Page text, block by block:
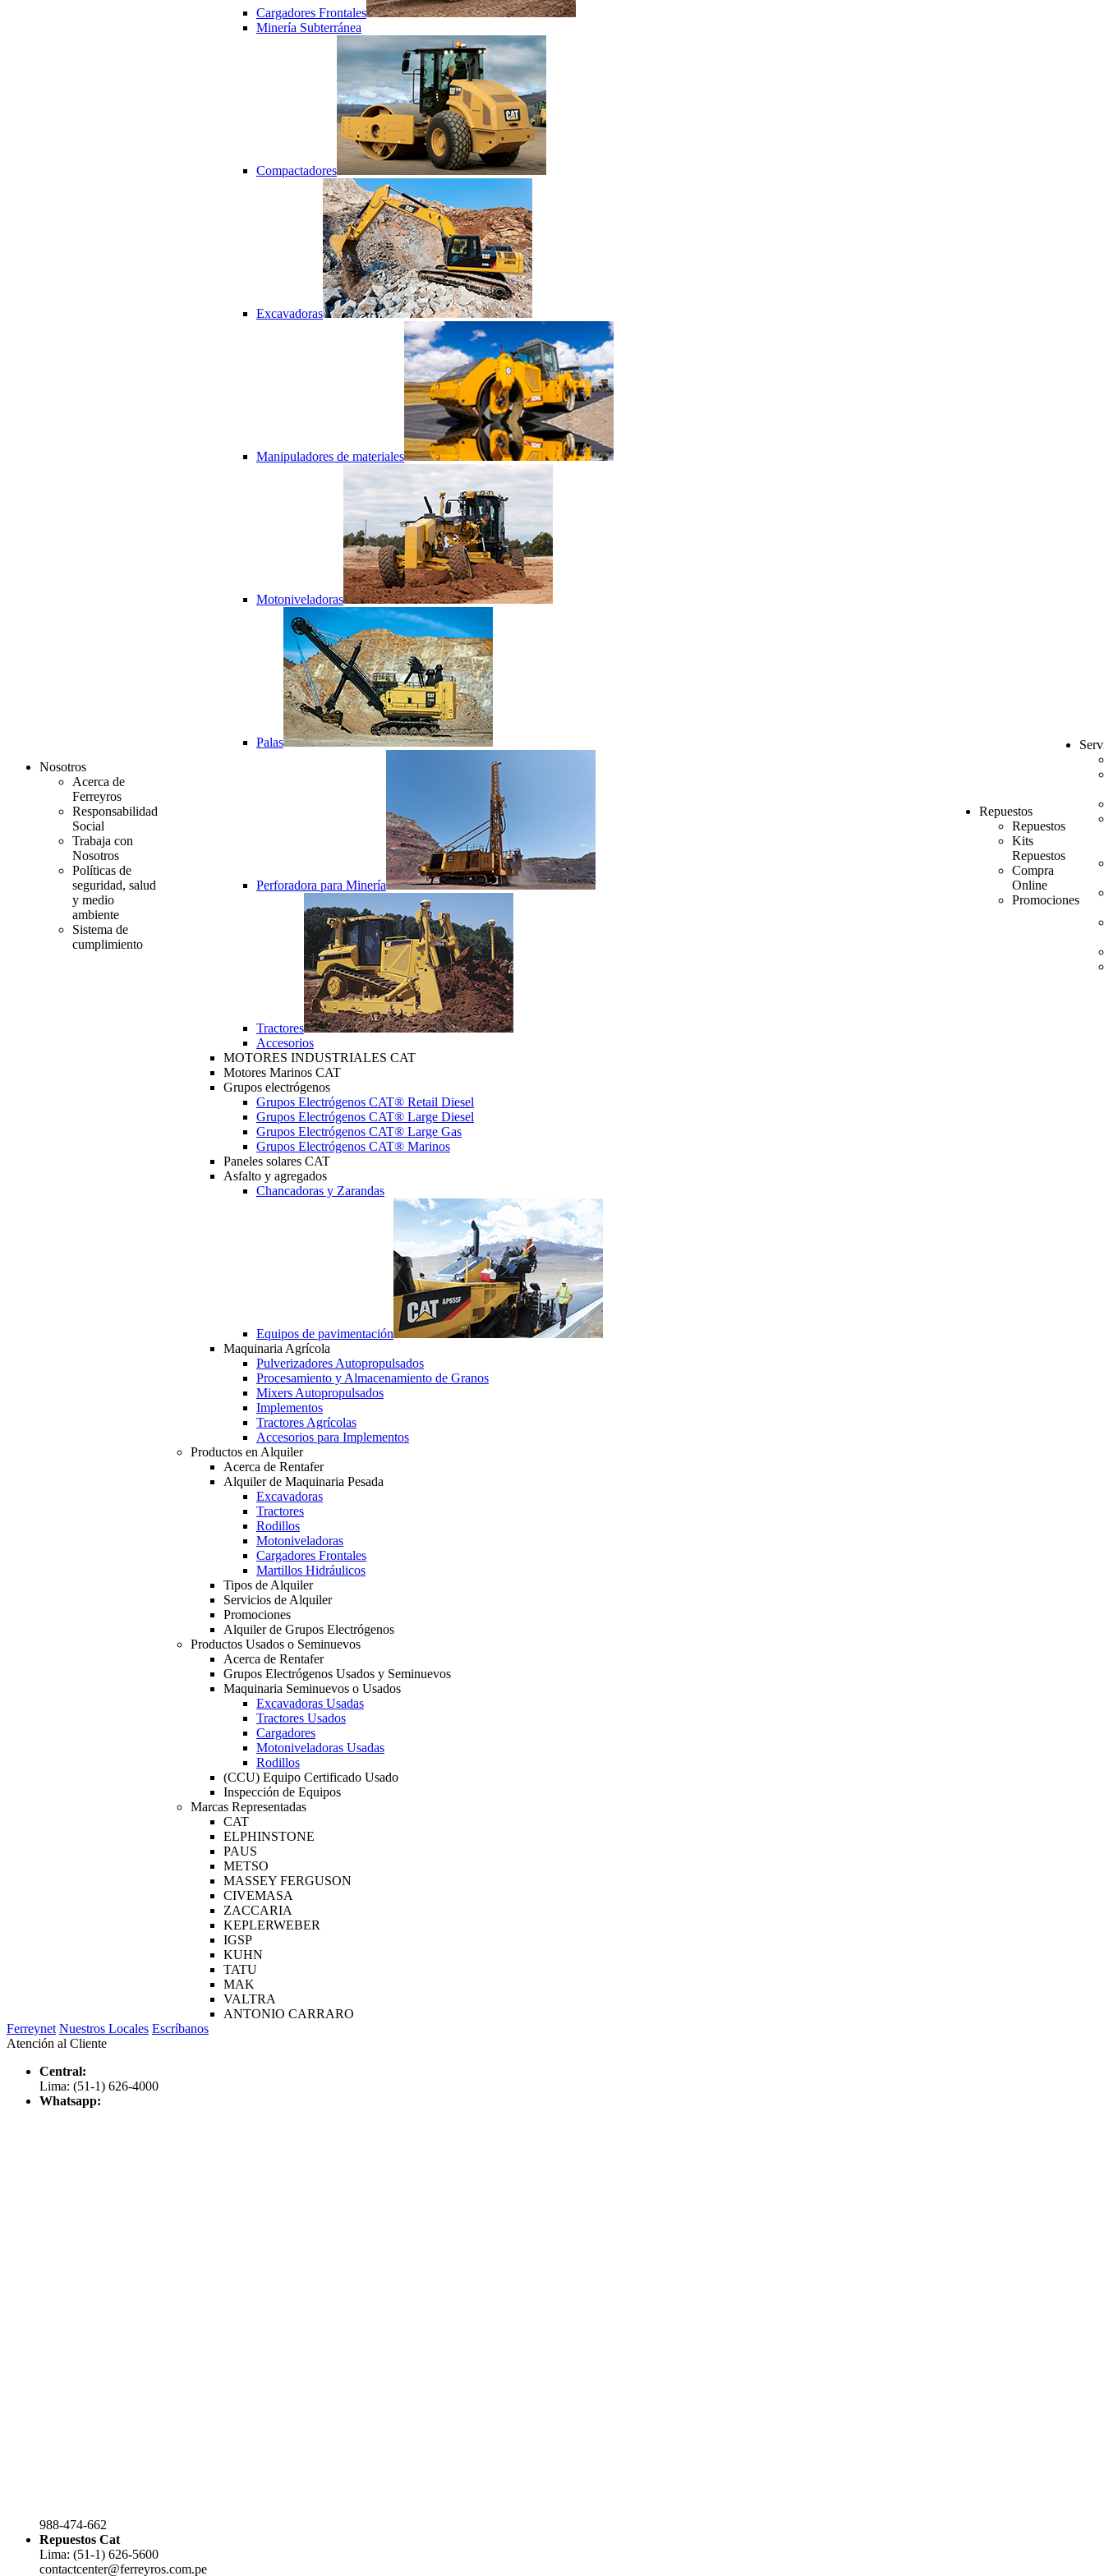
Nosotros
Acerca de
Ferreyros
Responsabilidad
Social
Trabaja con
Nosotros
Políticas de
seguridad, salud
y medio
ambiente
Sistema de
cumplimiento
Cargadores Frontales
Minería Subterránea
Compactadores
Excavadoras
Manipuladores de materiales
Motoniveladoras
Palas
Perforadora para Minería
Tractores
Accesorios
MOTORES INDUSTRIALES CAT
Motores Marinos CAT
Grupos electrógenos
Grupos Electrógenos CAT® Retail Diesel
Grupos Electrógenos CAT® Large Diesel
Grupos Electrógenos CAT® Large Gas
Grupos Electrógenos CAT® Marinos
Paneles solares CAT
Asfalto y agregados
Chancadoras y Zarandas
Equipos de pavimentación
Maquinaria Agrícola
Pulverizadores Autopropulsados
Procesamiento y Almacenamiento de Granos
Mixers Autopropulsados
Implementos
Tractores Agrícolas
Accesorios para Implementos
Productos en Alquiler
Acerca de Rentafer
Alquiler de Maquinaria Pesada
Excavadoras
Tractores
Rodillos
Motoniveladoras
Cargadores Frontales
Martillos Hidráulicos
Tipos de Alquiler
Servicios de Alquiler
Promociones
Alquiler de Grupos Electrógenos
Productos Usados o Seminuevos
Acerca de Rentafer
Grupos Electrógenos Usados y Seminuevos
Maquinaria Seminuevos o Usados
Excavadoras Usadas
Tractores Usados
Cargadores
Motoniveladoras Usadas
Rodillos
(CCU) Equipo Certificado Usado
Inspección de Equipos
Marcas Representadas
CAT
ELPHINSTONE
PAUS
METSO
MASSEY FERGUSON
CIVEMASA
ZACCARIA
KEPLERWEBER
IGSP
KUHN
TATU
MAK
VALTRA
ANTONIO CARRARO
Repuestos
Repuestos
Kits
Repuestos
Compra
Online
Promociones
Ferreynet Nuestros Locales Escríbanos
Atención al Cliente
Central:
Lima: (51-1) 626-4000
Whatsapp:
988-474-662
Repuestos Cat
Lima: (51-1) 626-5600
contactcenter@ferreyros.com.pe